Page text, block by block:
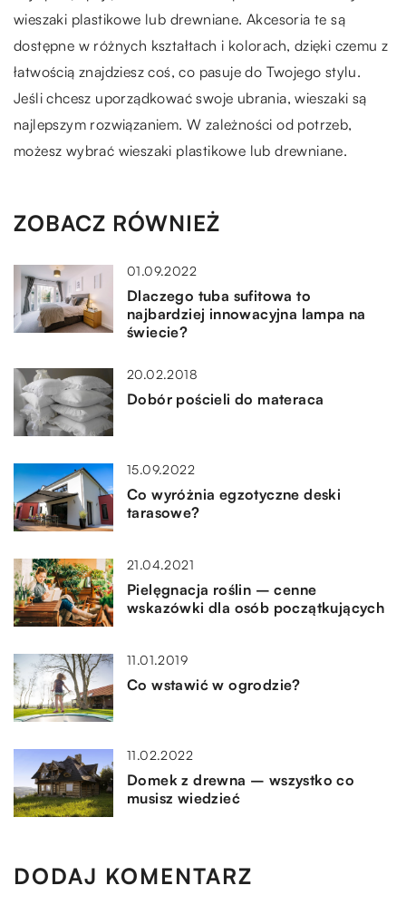
wieszaki plastikowe lub drewniane. Akcesoria te są
dostępne w różnych kształtach i kolorach, dzięki czemu z
łatwością znajdziesz coś, co pasuje do Twojego stylu.
Jeśli chcesz uporządkować swoje ubrania, wieszaki są
najlepszym rozwiązaniem. W zależności od potrzeb,
możesz wybrać wieszaki plastikowe lub drewniane.
ZOBACZ RÓWNIEŻ
01.09.2022
Dlaczego tuba sufitowa to
najbardziej innowacyjna lampa na
świecie?
20.02.2018
Dobór pościeli do materaca
15.09.2022
Co wyróżnia egzotyczne deski
tarasowe?
21.04.2021
Pielęgnacja roślin – cenne
wskazówki dla osób początkujących
11.01.2019
Co wstawić w ogrodzie?
11.02.2022
Domek z drewna – wszystko co
musisz wiedzieć
DODAJ KOMENTARZ